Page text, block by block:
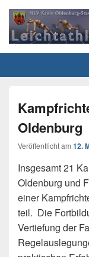
NLV-Kreis Oldenburg-
Oldenburg
Veröffentlicht am 12.
Insgesamt 21
Oldenburg und
einer
teil. Die
Vertiefung der